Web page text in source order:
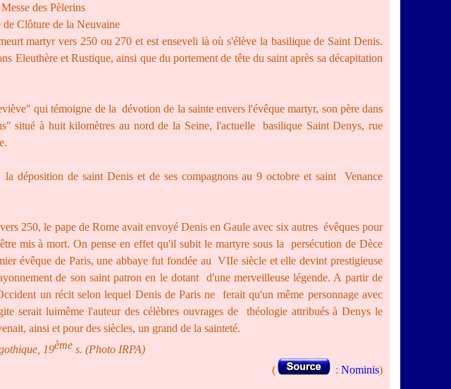
des Pèlerins
Clôture de la Neuvaine
martyr vers 250 ou 270 et est enseveli là où s'élève la basilique de Saint Denis.
Eleuthère et Rustique, ainsi que du portement de tête du saint après sa décapitation
qui témoigne de la dévotion de la sainte envers l'évêque martyr, son père dans
à huit kilomètres au nord de la Seine, l'actuelle basilique Saint Denys, rue
déposition de saint Denis et de ses compagnons au 9 octobre et saint Venance
250, le pape de Rome avait envoyé Denis en Gaule avec six autres évêques pour
mis à mort. On pense en effet qu'il subit le martyre sous la persécution de Dèce
évêque de Paris, une abbaye fut fondée au VIIe siècle et elle devint prestigieuse
de son saint patron en le dotant d'une merveilleuse légende. A partir de
un récit selon lequel Denis de Paris ne ferait qu'un même personnage avec
serait luimême l'auteur des célèbres ouvrages de théologie attribués à Denys le
ainsi et pour des siècles, un grand de la sainteté.
19ème s. (Photo IRPA)
(
: Nominis)